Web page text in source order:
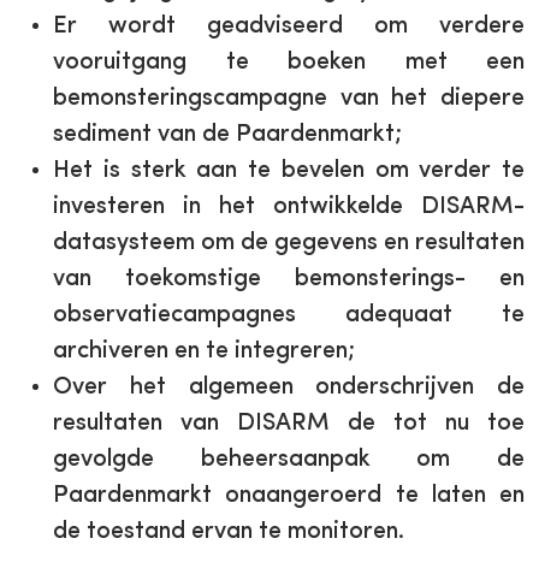
Er wordt geadviseerd om verdere
vooruitgang te boeken met een
bemonsteringscampagne van het diepere
sediment van de Paardenmarkt;
Het is sterk aan te bevelen om verder te
investeren in het ontwikkelde DISARM-
datasysteem om de gegevens en resultaten
van toekomstige bemonsterings- en
observatiecampagnes adequaat te
archiveren en te integreren;
Over het algemeen onderschrijven de
resultaten van DISARM de tot nu toe
gevolgde beheersaanpak om de
Paardenmarkt onaangeroerd te laten en
de toestand ervan te monitoren.